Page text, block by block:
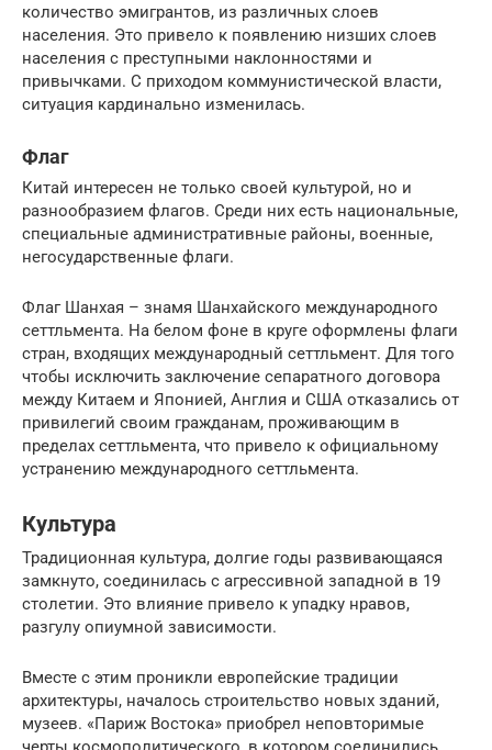
количество эмигрантов, из различных слоев
населения. Это привело к появлению низших слоев
населения с преступными наклонностями и
привычками. С приходом коммунистической власти,
ситуация кардинально изменилась.
Флаг
Китай интересен не только своей культурой, но и
разнообразием флагов. Среди них есть национальные,
специальные административные районы, военные,
негосударственные флаги.
Флаг Шанхая – знамя Шанхайского международного
сеттльмента. На белом фоне в круге оформлены флаги
стран, входящих международный сеттльмент. Для того
чтобы исключить заключение сепаратного договора
между Китаем и Японией, Англия и США отказались от
привилегий своим гражданам, проживающим в
пределах сеттльмента, что привело к официальному
устранению международного сеттльмента.
Культура
Традиционная культура, долгие годы развивающаяся
замкнуто, соединилась с агрессивной западной в 19
столетии. Это влияние привело к упадку нравов,
разгулу опиумной зависимости.
Вместе с этим проникли европейские традиции
архитектуры, началось строительство новых зданий,
музеев. «Париж Востока» приобрел неповторимые